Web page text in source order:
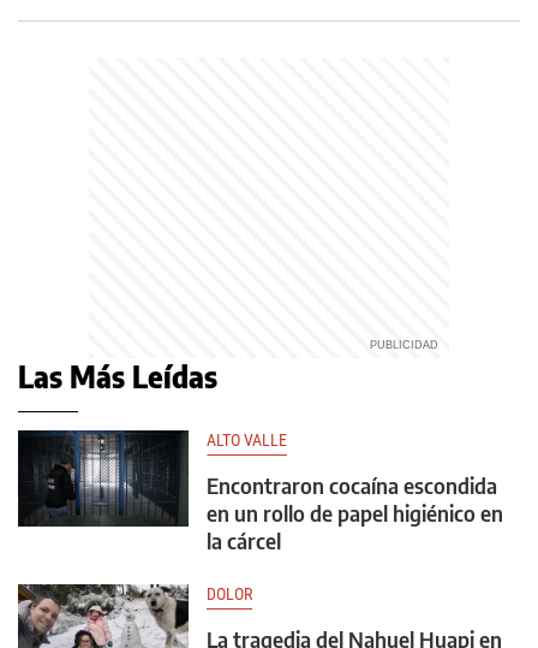
Las Más Leídas
ALTO VALLE
Encontraron cocaína escondida
en un rollo de papel higiénico en
la cárcel
DOLOR
La tragedia del Nahuel Huapi en